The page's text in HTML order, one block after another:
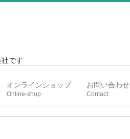
です
オンラインショップ お問い合わせ